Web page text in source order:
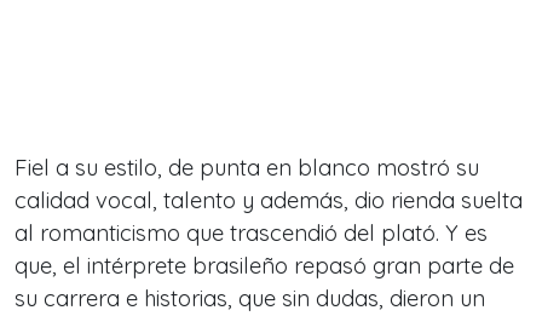
Fiel a su estilo, de punta en blanco mostró su
calidad vocal, talento y además, dio rienda suelta
al romanticismo que trascendió del plató. Y es
que, el intérprete brasileño repasó gran parte de
su carrera e historias, que sin dudas, dieron un